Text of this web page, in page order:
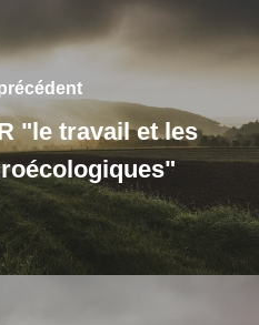
"le travail et les